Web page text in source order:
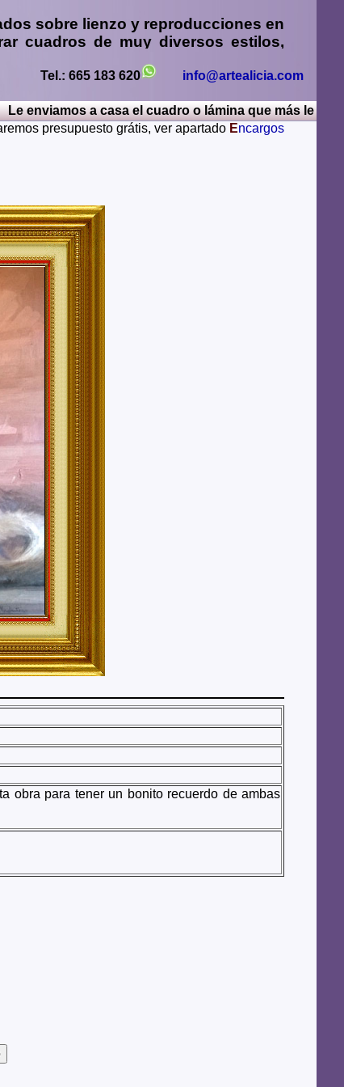
sobre lienzo y reproducciones en
cuadros de muy diversos estilos,
mendiante envío de fotos
Avila, Badajoz, Islas Baleares, Barcelona,
Santa Cruz de Tenerife, Segovia, Sevilla,
Zaragoza.
Tel.: 665 183 620 info@artealicia.com
a casa el cuadro o lámina que más le guste,
presupuesto grátis, ver apartado Encargos
obra para tener un bonito recuerdo de ambas